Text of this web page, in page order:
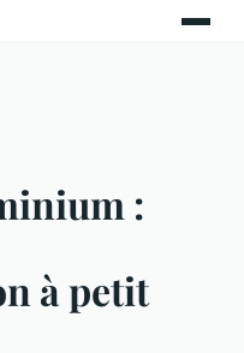
:
à petit